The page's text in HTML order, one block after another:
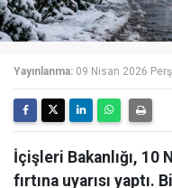
Yayınlanma: 09 Nisan 2026
İçişleri Bakanlığı, 10
fırtına uyarısı yaptı.